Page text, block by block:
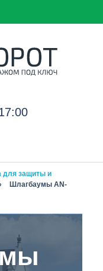
для защиты и
Шлагбаумы AN-